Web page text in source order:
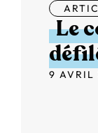
Le
9 AVRIL